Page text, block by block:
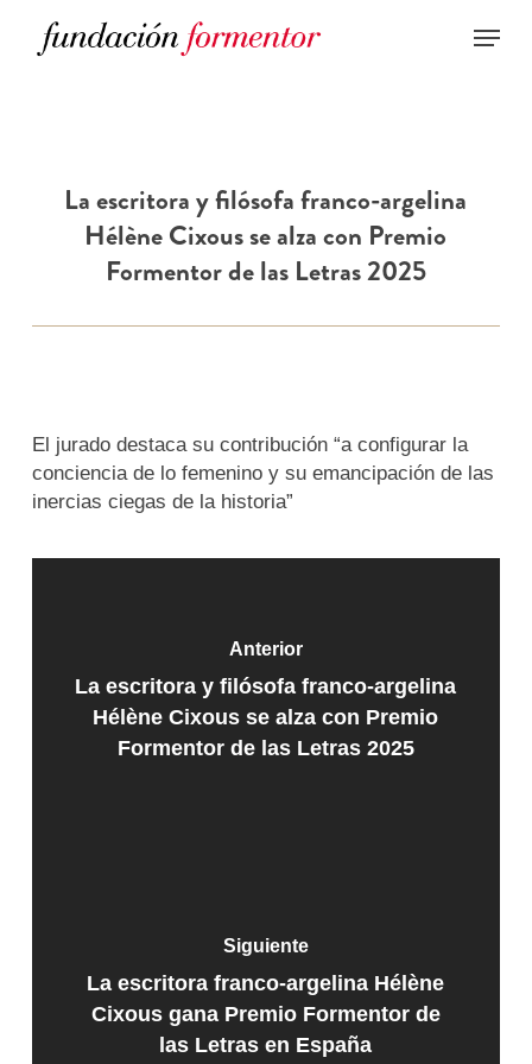
La escritora y filósofa franco-argelina
Hélène Cixous se alza con Premio
Formentor de las Letras 2025
El jurado destaca su contribución “a configurar la
conciencia de lo femenino y su emancipación de las
inercias ciegas de la historia”
Anterior
La escritora y filósofa franco-argelina
Hélène Cixous se alza con Premio
Formentor de las Letras 2025
Siguiente
La escritora franco-argelina Hélène
Cixous gana Premio Formentor de
las Letras en España